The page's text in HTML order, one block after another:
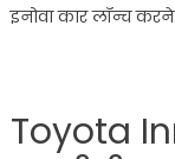
इनोवा कार लॉन्च करने
Toyota